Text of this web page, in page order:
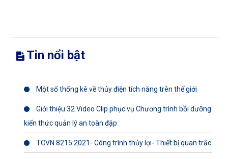
Tin nổi bật
Một số thống kê về thủy điện tích năng trên thế giới
Giới thiệu 32 Video Clip phục vụ Chương trình bồi dưỡng
kiến thức quản lý an toàn đập
TCVN 8215:2021- Công trình thủy lợi- Thiết bị quan trắc